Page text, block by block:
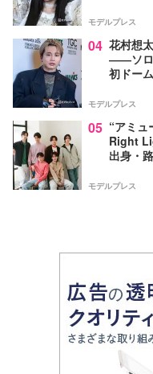
モデルプレス
04 花村想
――ソロ
初ドー
モデルプレス
05 “アミュ
Right
出身・
な6人の
モデルプレス